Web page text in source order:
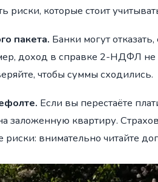
риски, которые стоит
пакета. Банки могут
доход в справке 2-НДФЛ не
чтобы суммы сходились.
Если вы перестаёте
заложенную квартиру.
риски: внимательно читайте